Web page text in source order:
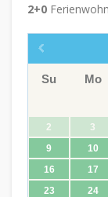
2+0
Su Mo
2
3
9
10
16
17
23
24